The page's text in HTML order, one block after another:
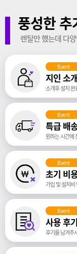
풍성한 추
렌탈만 했는데 다
Event
지인 소
소개후 설치
Event
특급 배
원하는 시간에
Event
초기 비
가입 및 설치
Event
사용 후
후기를 남겨주